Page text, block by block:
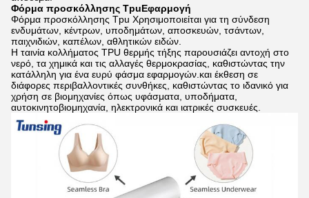
Φόρμα προσκόλλησης TpuΕφαρμογή
Φόρμα προσκόλλησης Tpu Χρησιμοποιείται για τη σύνδεση
ενδυμάτων, κέντρων, υποδημάτων, αποσκευών, τσάντων,
παιχνιδιών, καπέλων, αθλητικών ειδών.
Η ταινία κολλήματος TPU θερμής τήξης παρουσιάζει αντοχή στο
νερό, τα χημικά και τις αλλαγές θερμοκρασίας, καθιστώντας την
κατάλληλη για ένα ευρύ φάσμα εφαρμογών.και έκθεση σε
διάφορες περιβαλλοντικές συνθήκες, καθιστώντας το ιδανικό για
χρήση σε βιομηχανίες όπως υφάσματα, υποδήματα,
αυτοκινητοβιομηχανία, ηλεκτρονικά και ιατρικές συσκευές.